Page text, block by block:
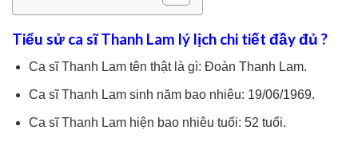
Tiểu sử ca sĩ Thanh Lam lý lịch chi tiết đầy đủ ?
Ca sĩ Thanh Lam tên thật là gì: Đoàn Thanh Lam.
Ca sĩ Thanh Lam sinh năm bao nhiêu: 19/06/1969.
Ca sĩ Thanh Lam hiện bao nhiêu tuổi: 52 tuổi.